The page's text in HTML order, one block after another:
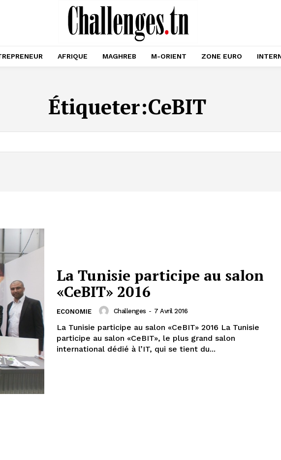
AFRIQUE MAGHREB M-ORIENT ZONE EURO
Étiqueter:CeBIT
La Tunisie participe au salon
«CeBIT» 2016
ECONOMIE Challenges - 7 Avril 2016
La Tunisie participe au salon «CeBIT» 2016 La Tunisie
participe au salon «CeBIT», le plus grand salon
international dédié à l’IT, qui se tient du...